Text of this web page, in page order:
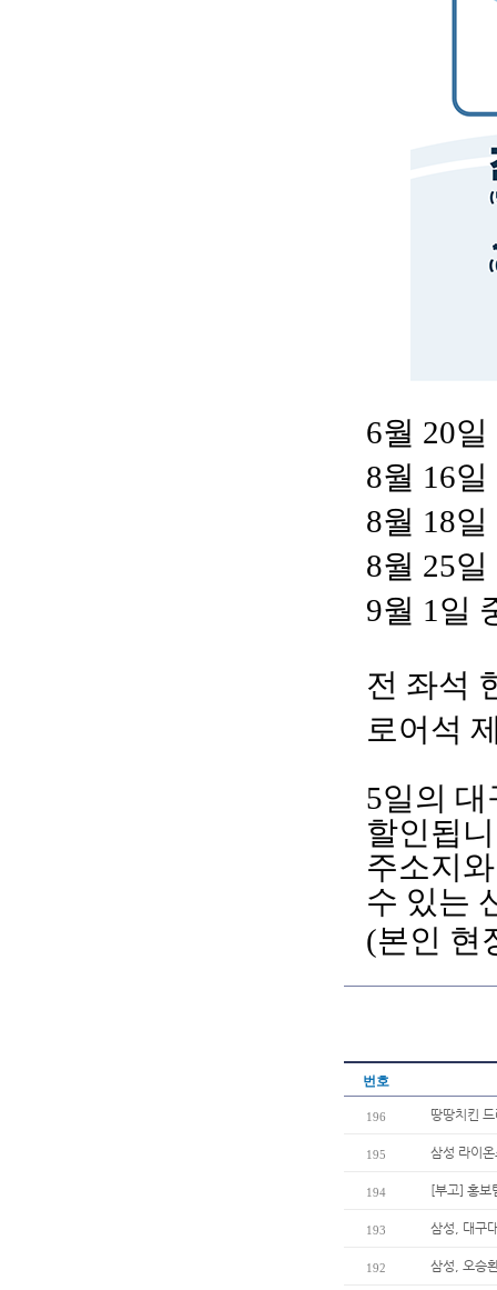
6월 20
8월 16
8월 18
8월 25
9월 1일
전 좌석
로어석
5일의 대
할인됩
주소지
수 있는
(본인 현
번호
196 땅땅치킨
195 삼성 라이
194 [부고] 홍보
193 삼성, 대구
192 삼성, 오승